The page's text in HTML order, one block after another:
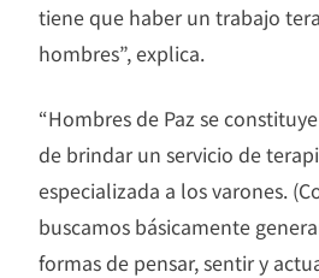
tiene que haber un trabajo
hombres”, explica.
“Hombres de Paz se
de brindar un servicio de
especializada a los varones.
buscamos básicamente
formas de pensar, sentir y